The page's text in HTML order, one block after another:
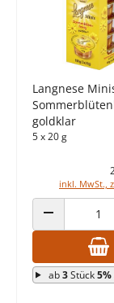
Langnese
goldklar
5 x 20 g
inkl. MwSt.,
ANZAHL
ab3Stück